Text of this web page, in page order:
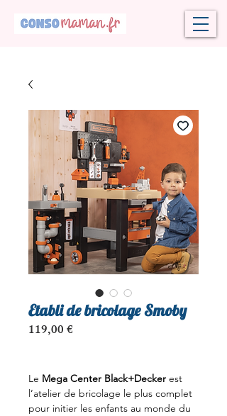
Etabli de bricolage Smoby
119,00 €
Le Mega Center Black+Decker est
l’atelier de bricolage le plus complet
pour initier les enfants au monde du